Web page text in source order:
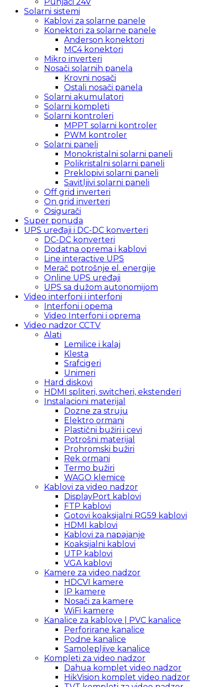
Solarni sistemi
Kablovi za solarne panele
Konektori za solarne panele
Anderson konektori
MC4 konektori
Mikro inverteri
Nosači solarnih panela
Krovni nosači
Ostali nosači panela
Solarni akumulatori
Solarni kompleti
Solarni kontroleri
MPPT solarni kontroler
PWM kontroler
Solarni paneli
Monokristalni solarni paneli
Polikristalni solarni paneli
Preklopivi solarni paneli
Savitljivi solarni paneli
Off grid inverteri
On grid inverteri
Osigurači
Super ponuda
UPS uređaji i DC-DC konverteri
DC-DC konverteri
Dodatna oprema i kablovi
Line interactive UPS
Merač potrošnje el. energije
Online UPS uređaji
UPS sa dužom autonomijom
Video interfoni i interfoni
Interfoni i opema
Video Interfoni i oprema
Video nadzor CCTV
Alati
Lemilice i kalaj
Klesta
Srafcigeri
Unimeri
Hard diskovi
HDMI spliteri, switcheri, ekstenderi
Instalacioni materijal
Dozne za struju
Elektro ormani
Plastični bužiri i cevi
Potrošni materijal
Prohromski bužiri
Rek ormani
Termo bužiri
WAGO klemice
Kablovi za video nadzor
DisplayPort kablovi
FTP kablovi
Gotovi koaksijalni RG59 kablovi
HDMI kablovi
Kablovi za napajanje
Koaksijalni kablovi
UTP kablovi
VGA kablovi
Kamere za video nadzor
HDCVI kamere
IP kamere
Nosači za kamere
WiFi kamere
Kanalice za kablove | PVC kanalice
Perforirane kanalice
Podne kanalice
Samolepljive kanalice
Kompleti za video nadzor
Dahua komplet video nadzor
HikVision komplet video nadzor